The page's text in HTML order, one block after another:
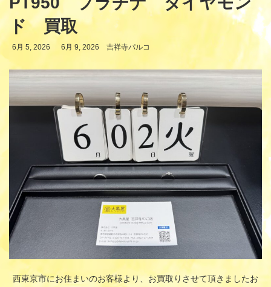
ド 買取
6月 5, 2026
最
新
時
:
6月 9, 2026 吉祥寺パルコ
西東京市にお住まいのお客様より、お買取りさせて頂きましたお